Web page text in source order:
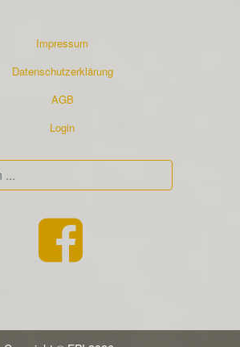
Impressum
Datenschutzerklärung
AGB
Login